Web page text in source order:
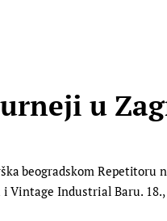
u
beogradskom
Vintage Industrial Baru.